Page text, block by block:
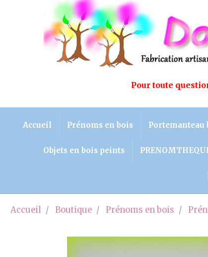
Pour toute
Accueil Prénoms en bois Portemanteau
Objets en bois peints
Accueil Boutique Prénoms en bois